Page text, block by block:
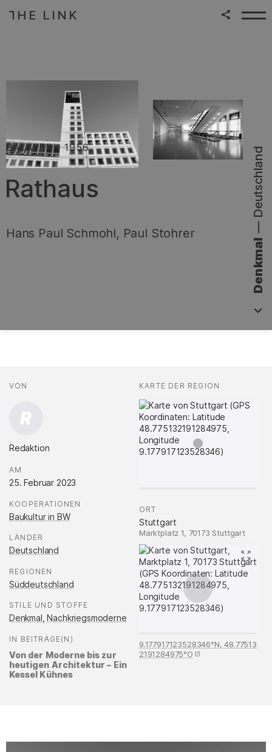
Zum Inhalt springen
T
HE LINK
Rathaus
BAUWERK 1956:
Hans Paul Schmohl, Paul Stohrer
Denkmal
—
Deutschland
VON
R
Redaktion
AM
25. Februar 2023
KOOPERATIONEN
Baukultur in BW
LÄNDER
Deutschland
REGIONEN
Süddeutschland
STILE UND STOFFE
Denkmal ,Nachkriegsmoderne
IN BEITRÄGE(N)
Von der Moderne bis zur
heutigen Architektur – Ein
Kessel Kühnes
KARTE DER REGION
ORT
Stuttgart
Marktplatz 1, 70173 Stuttgart
9.177917123528346°N, 48.77513
2191284975°O